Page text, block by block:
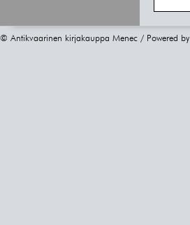
© Antikvaarinen kirjakauppa Menec / Powered by